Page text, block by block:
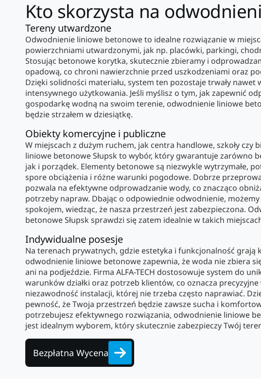
Kto skorzysta na
Tereny utwardzone
Odwodnienie liniowe betonowe to idealne rozwiązanie w
powierzchniami utwardzonymi, jak np. placówki, parkingi,
Stosując betonowe korytka, skutecznie zbieramy i
opadową, co chroni nawierzchnie przed uszkodzeniami oraz
Dzięki solidności materiału, system ten pozostaje trwały nawet
intensywnego użytkowania. Jeśli myślisz o tym, jak zapewnić
gospodarkę wodną na swoim terenie, odwodnienie liniowe
będzie strzałem w dziesiątkę.
Obiekty komercyjne i publiczne
W miejscach z dużym ruchem, jak centra handlowe, szkoły czy
liniowe betonowe Słupsk to wybór, który gwarantuje zarówno
jak i porządek. Elementy betonowe są niezwykle wytrzymałe,
spore obciążenia i różne warunki pogodowe. Dobrze
pozwala na efektywne odprowadzanie wody, co znacząco
potrzeby napraw. Dbając o odpowiednie odwodnienie, możemy
spokojem, wiedząc, że nasza przestrzeń jest zabezpieczona.
betonowe Słupsk sprawdzi się zatem idealnie w takich
Indywidualne posesje
Na terenach prywatnych, gdzie estetyka i funkcjonalność grają
odwodnienie liniowe betonowe zapewnia, że woda nie zbiera
ani na podjeździe. Firma ALFA-TECH dostosowuje system do
warunków działki oraz potrzeb klientów, co oznacza
niezawodność instalacji, której nie trzeba często naprawiać.
pewność, że Twoja przestrzeń będzie zawsze sucha i
potrzebujesz efektywnego rozwiązania, odwodnienie liniowe
jest idealnym wyborem, który skutecznie zabezpieczy Twój
Bezpłatna Wycena